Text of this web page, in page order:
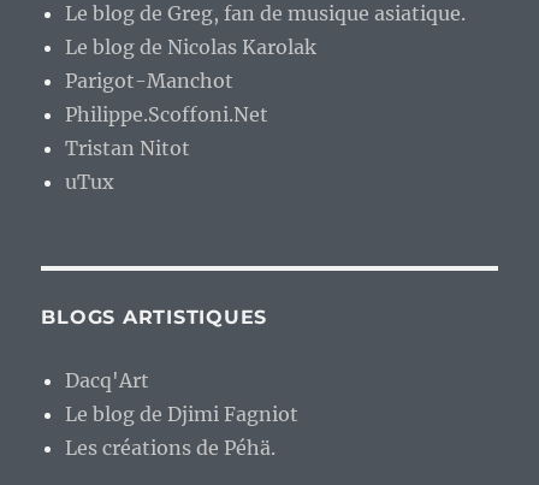
Le blog de Greg, fan de musique asiatique.
Le blog de Nicolas Karolak
Parigot-Manchot
Philippe.Scoffoni.Net
Tristan Nitot
uTux
BLOGS ARTISTIQUES
Dacq'Art
Le blog de Djimi Fagniot
Les créations de Péhä.